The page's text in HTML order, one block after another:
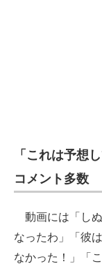
「これは予想
コメント多数
動画には「しぬ
なったわ」「彼
なかった！」「